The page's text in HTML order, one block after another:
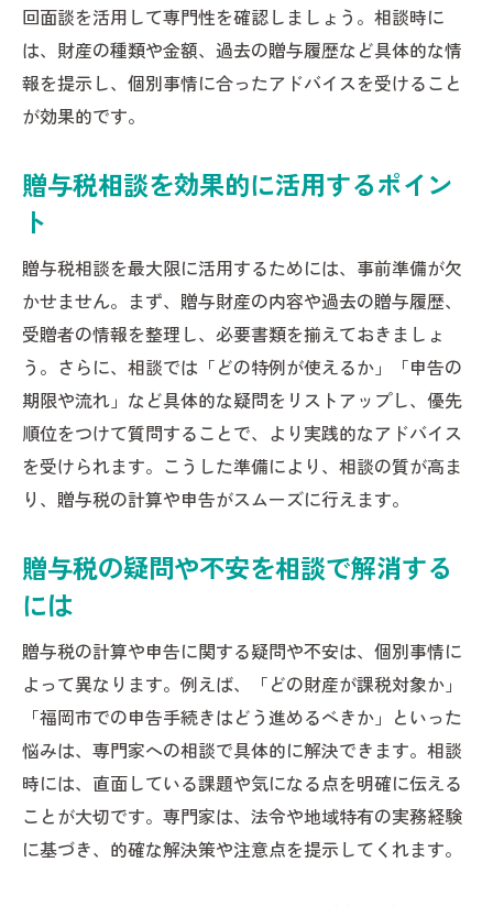
回面談を活用して専門性を確認しましょう。相談時に
は、財産の種類や金額、過去の贈与履歴など具体的な情
報を提示し、個別事情に合ったアドバイスを受けること
が効果的です。
贈与税相談を効果的に活用するポイン
ト
贈与税相談を最大限に活用するためには、事前準備が欠
かせません。まず、贈与財産の内容や過去の贈与履歴、
受贈者の情報を整理し、必要書類を揃えておきましょ
う。さらに、相談では「どの特例が使えるか」「申告の
期限や流れ」など具体的な疑問をリストアップし、優先
順位をつけて質問することで、より実践的なアドバイス
を受けられます。こうした準備により、相談の質が高ま
り、贈与税の計算や申告がスムーズに行えます。
贈与税の疑問や不安を相談で解消する
には
贈与税の計算や申告に関する疑問や不安は、個別事情に
よって異なります。例えば、「どの財産が課税対象か」
「福岡市での申告手続きはどう進めるべきか」といった
悩みは、専門家への相談で具体的に解決できます。相談
時には、直面している課題や気になる点を明確に伝える
ことが大切です。専門家は、法令や地域特有の実務経験
に基づき、的確な解決策や注意点を提示してくれます。